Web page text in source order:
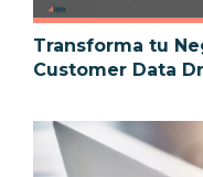
Transforma tu
Customer Data